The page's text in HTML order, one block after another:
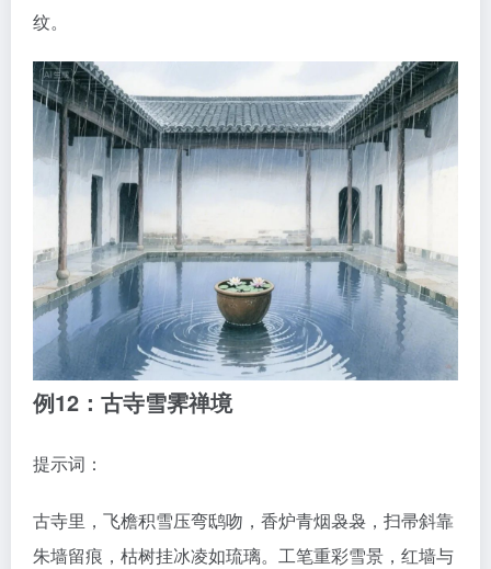
纹。
例12：古寺雪霁禅境
提示词：
古寺里，飞檐积雪压弯鸱吻，香炉青烟袅袅，扫帚斜靠
朱墙留痕，枯树挂冰凌如琉璃。工笔重彩雪景，红墙与